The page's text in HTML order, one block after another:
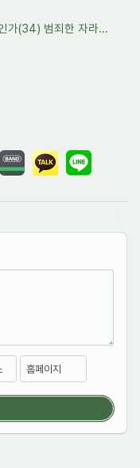
가(34) 범죄한 자라...
홈페이지